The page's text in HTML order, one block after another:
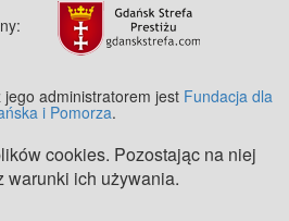
jego administratorem jest Fundacja dla
i Pomorza.
cookies. Pozostając na niej
warunki ich używania.